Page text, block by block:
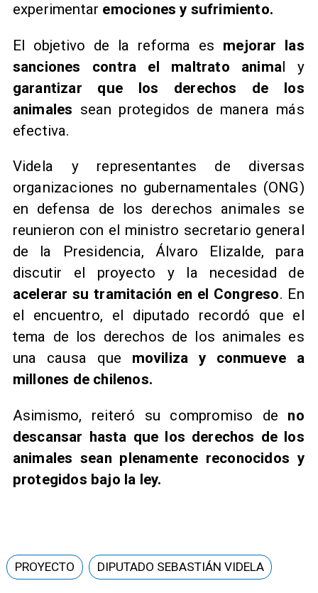
experimentar emociones y sufrimiento.
El objetivo de la reforma es mejorar las
sanciones contra el maltrato animal y
garantizar que los derechos de los
animales sean protegidos de manera más
efectiva.
Videla y representantes de diversas
organizaciones no gubernamentales (ONG)
en defensa de los derechos animales se
reunieron con el ministro secretario general
de la Presidencia, Álvaro Elizalde, para
discutir el proyecto y la necesidad de
acelerar su tramitación en el Congreso. En
el encuentro, el diputado recordó que el
tema de los derechos de los animales es
una causa que moviliza y conmueve a
millones de chilenos.
Asimismo, reiteró su compromiso de no
descansar hasta que los derechos de los
animales sean plenamente reconocidos y
protegidos bajo la ley.
PROYECTO DIPUTADO SEBASTIÁN VIDELA